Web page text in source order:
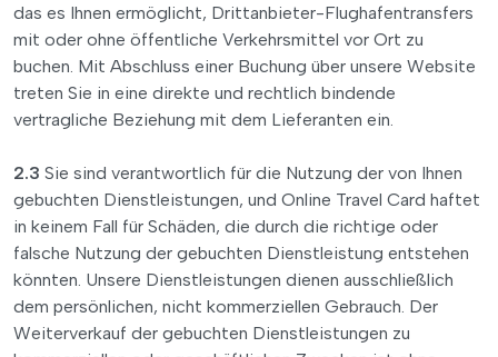
das es Ihnen ermöglicht, Drittanbieter-Flughafentransfers
mit oder ohne öffentliche Verkehrsmittel vor Ort zu
buchen. Mit Abschluss einer Buchung über unsere Website
treten Sie in eine direkte und rechtlich bindende
vertragliche Beziehung mit dem Lieferanten ein.
2.3 Sie sind verantwortlich für die Nutzung der von Ihnen
gebuchten Dienstleistungen, und Online Travel Card haftet
in keinem Fall für Schäden, die durch die richtige oder
falsche Nutzung der gebuchten Dienstleistung entstehen
könnten. Unsere Dienstleistungen dienen ausschließlich
dem persönlichen, nicht kommerziellen Gebrauch. Der
Weiterverkauf der gebuchten Dienstleistungen zu